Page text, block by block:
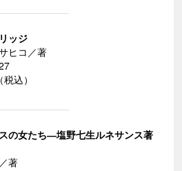
ッジ
ヒコ／著
込）
の女たち―塩野七生ルネサンス著
著